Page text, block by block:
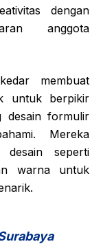
dengan
anggota
membuat
untuk berpikir
desain formulir
Mereka
desain seperti
warna untuk